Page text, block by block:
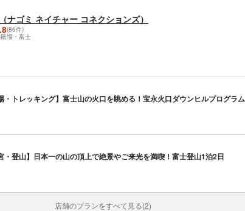
ゴミ ネイチャー コネクションズ）
(86件)
場・富士
・トレッキング】富士山の火口を眺める！宝永火口ダウンヒルプログラム
・登山】日本一の山の頂上で絶景やご来光を満喫！富士登山1泊2日
店舗のプランをすべて見る(2)